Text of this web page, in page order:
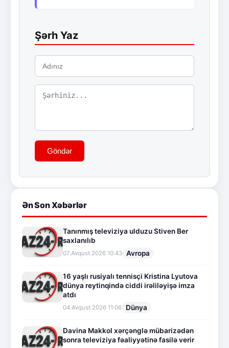
Şərh Yaz
Göndər
Ən Son Xəbərlər
Tanınmış televiziya ulduzu Stiven Ber
saxlanılıb
07.Avqust.2026 10:43 Avropa
16 yaşlı rusiyalı tennisçi Kristina Lyutova
dünya reytinqində ciddi irəliləyişə imza
atdı
04.Avqust.2026 11:06 Dünya
Davina Makkol xərçənglə mübarizədən
sonra televiziya fəaliyyətinə fasilə verir